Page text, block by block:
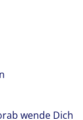
wende Dich